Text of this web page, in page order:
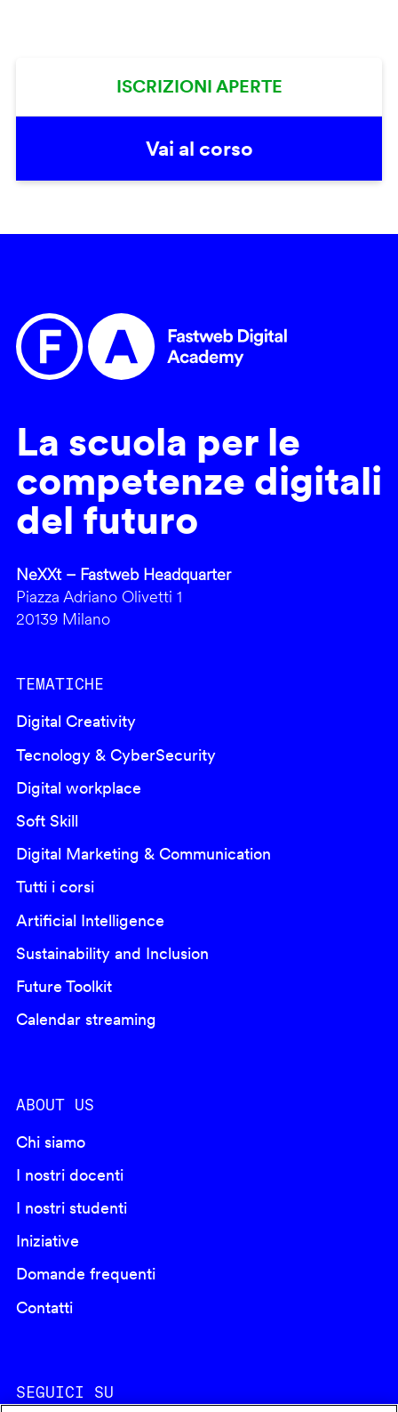
ISCRIZIONI APERTE
Vai al corso
La scuola per le
competenze digitali
del futuro
NeXXt – Fastweb Headquarter
Piazza Adriano Olivetti 1
20139 Milano
TEMATICHE
Digital Creativity
Tecnology & CyberSecurity
Digital workplace
Soft Skill
Digital Marketing & Communication
Tutti i corsi
Artificial Intelligence
Sustainability and Inclusion
Future Toolkit
Calendar streaming
ABOUT US
Chi siamo
I nostri docenti
I nostri studenti
Iniziative
Domande frequenti
Contatti
SEGUICI SU